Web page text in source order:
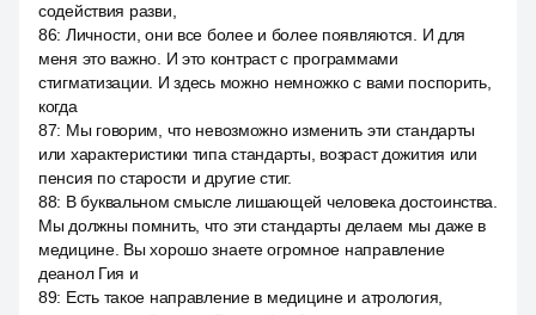
содействия разви,
86: Личности, они все более и более появляются. И для
меня это важно. И это контраст с программами
стигматизации. И здесь можно немножко с вами поспорить,
когда
87: Мы говорим, что невозможно изменить эти стандарты
или характеристики типа стандарты, возраст дожития или
пенсия по старости и другие стиг.
88: В буквальном смысле лишающей человека достоинства.
Мы должны помнить, что эти стандарты делаем мы даже в
медицине. Вы хорошо знаете огромное направление
деанол Гия и
89: Есть такое направление в медицине и атрология,